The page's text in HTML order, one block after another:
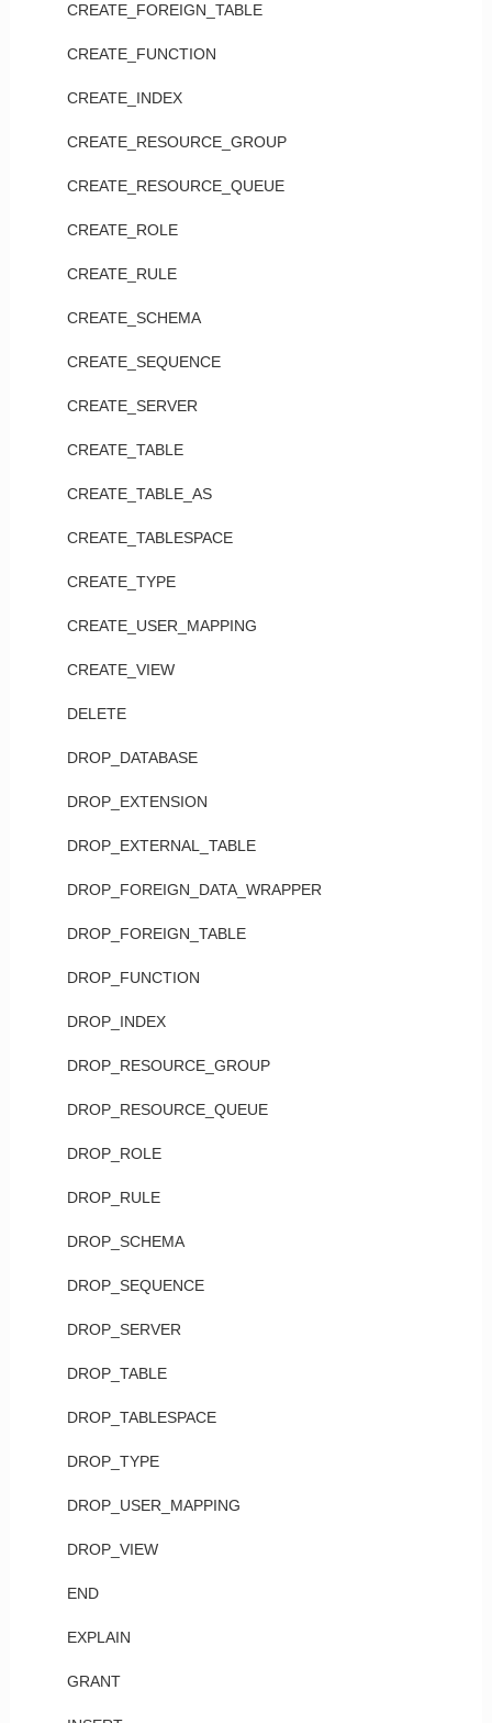
CREATE_FOREIGN_TABLE
CREATE_FUNCTION
CREATE_INDEX
CREATE_RESOURCE_GROUP
CREATE_RESOURCE_QUEUE
CREATE_ROLE
CREATE_RULE
CREATE_SCHEMA
CREATE_SEQUENCE
CREATE_SERVER
CREATE_TABLE
CREATE_TABLE_AS
CREATE_TABLESPACE
CREATE_TYPE
CREATE_USER_MAPPING
CREATE_VIEW
DELETE
DROP_DATABASE
DROP_EXTENSION
DROP_EXTERNAL_TABLE
DROP_FOREIGN_DATA_WRAPPER
DROP_FOREIGN_TABLE
DROP_FUNCTION
DROP_INDEX
DROP_RESOURCE_GROUP
DROP_RESOURCE_QUEUE
DROP_ROLE
DROP_RULE
DROP_SCHEMA
DROP_SEQUENCE
DROP_SERVER
DROP_TABLE
DROP_TABLESPACE
DROP_TYPE
DROP_USER_MAPPING
DROP_VIEW
END
EXPLAIN
GRANT